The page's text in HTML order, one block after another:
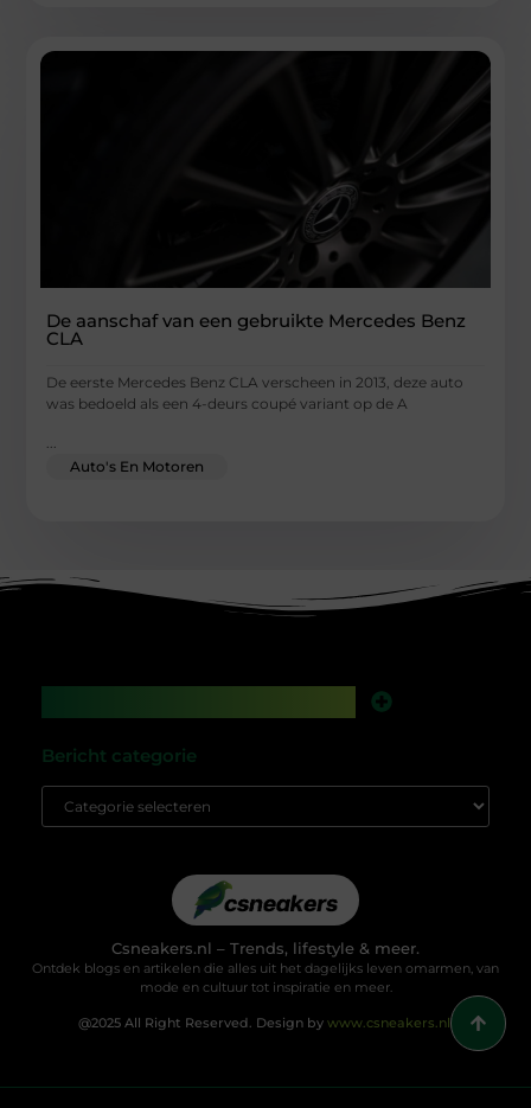
De aanschaf van een gebruikte Mercedes Benz
CLA
De eerste Mercedes Benz CLA verscheen in 2013, deze auto
was bedoeld als een 4-deurs coupé variant op de A
Auto's En Motoren
Bericht categorie
Csneakers.nl – Trends, lifestyle & meer.
Ontdek blogs en artikelen die alles uit het dagelijks leven omarmen, van
mode en cultuur tot inspiratie en meer.
@2025 All Right Reserved. Design by www.csneakers.nl.